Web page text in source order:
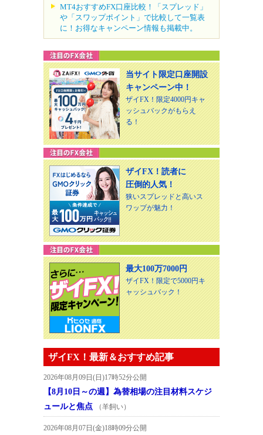
MT4おすすめFX口座比較！「スプレッド」
や「スワップポイント」で比較して一覧表
に！お得なキャンペーン情報も掲載中。
当サイト限定口座開設
キャンペーン中！
ザイFX！限定4000円キャ
ッシュバックがもらえ
る！
ザイFX！読者に
圧倒的人気！
狭いスプレッドと高いス
ワップが魅力！
最大100万7000円
ザイFX！限定で5000円キ
ャッシュバック！
ザイFX！最新＆おすすめ記事
2026年08月09日(日)17時52分公開
【8月10日～の週】為替相場の注目材料スケジ
ュールと焦点
（羊飼い）
2026年08月07日(金)18時09分公開